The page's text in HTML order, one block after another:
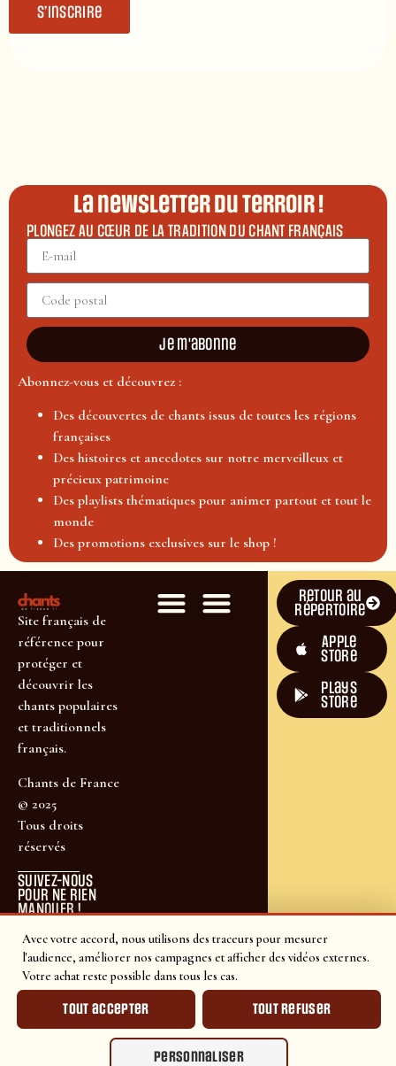
Avec votre accord, nous utilisons des traceurs pour mesurer
l'audience, améliorer nos campagnes et afficher des vidéos externes.
Votre achat reste possible dans tous les cas.
Tout accepter Tout refuser
Personnaliser
S’inscrire
La newsletter du terroir !
PLONGEZ AU CŒUR DE LA TRADITION DU CHANT FRANÇAIS
Je m'abonne
Abonnez-vous et découvrez :
Des découvertes de chants issus de toutes les régions
françaises
Des histoires et anecdotes sur notre merveilleux et
précieux patrimoine
Des playlists thématiques pour animer partout et tout le
monde
Des promotions exclusives sur le shop !
Site français de
référence pour
protéger et
découvrir les
chants populaires
et traditionnels
français.
Chants de France
© 2025
Tous droits
réservés
SUIVEZ-NOUS
POUR NE RIEN
MANQUER !
Retour au
répertoire
Apple
Store
plays
store